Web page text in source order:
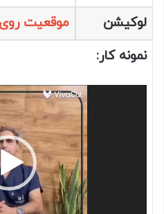
لوکیشن
موقعیت
نمونه کار: